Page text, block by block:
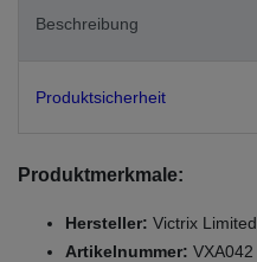
Beschreibung
Produktsicherheit
Produktmerkmale:
Hersteller: Victrix Limited
Artikelnummer: VXA042